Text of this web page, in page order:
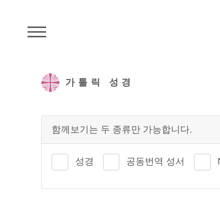
가톨릭 성경
함께보기는 두 종류만 가능합니다.
성경 공동번역 성서